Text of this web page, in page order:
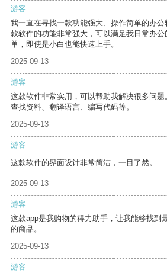
游客
我一直在寻找一款功能强大、操作简单的办
款软件的功能非常强大，可以满足我日常办
单，即使是小白也能快速上手。
2025-09-13
游客
这款软件非常实用，可以帮助我解决很多问
查找资料、翻译语言、编写代码等。
2025-09-13
游客
这款软件的界面设计非常简洁，一目了然。
2025-09-13
游客
这款app是我购物的得力助手，让我能够找到
的商品。
2025-09-13
游客